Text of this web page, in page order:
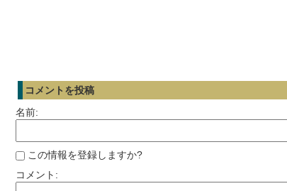
コメントを投稿
名前:
この情報を登録しますか?
コメント: